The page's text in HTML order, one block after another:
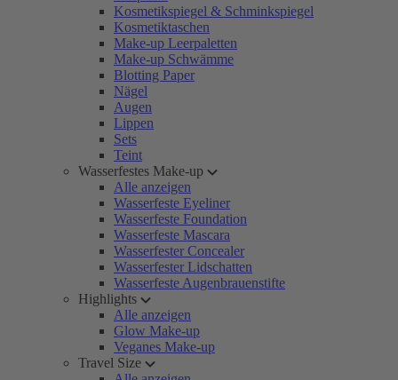
Kosmetikspiegel & Schminkspiegel
Kosmetiktaschen
Make-up Leerpaletten
Make-up Schwämme
Blotting Paper
Nägel
Augen
Lippen
Sets
Teint
Wasserfestes Make-up
Alle anzeigen
Wasserfeste Eyeliner
Wasserfeste Foundation
Wasserfeste Mascara
Wasserfester Concealer
Wasserfester Lidschatten
Wasserfeste Augenbrauenstifte
Highlights
Alle anzeigen
Glow Make-up
Veganes Make-up
Travel Size